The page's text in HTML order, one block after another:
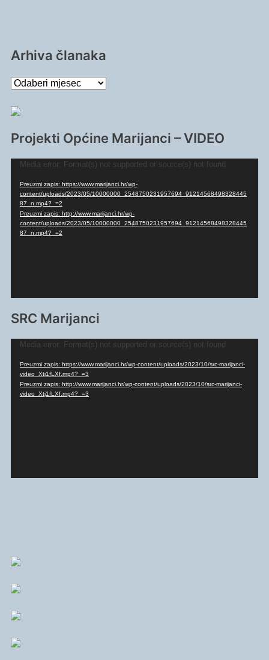
Arhiva članaka
Arhiva
Projekti Općine Marijanci – VIDEO
Reproduktor
videozapisa
Media error: Format(s) not supported or source(s) not found
Preuzmi zapis: https://www.marijanci.hr/wp-
content/uploads/2023/05/10000000_2548750231957694_91214568498328445
87_n.mp4?_=2
Preuzmi zapis: http://www.marijanci.hr/wp-
content/uploads/2023/05/10000000_2548750231957694_91214568498328445
87_n.mp4?_=2
SRC Marijanci
Reproduktor
videozapisa
Media error: Format(s) not supported or source(s) not found
Preuzmi zapis: https://www.marijanci.hr/wp-content/uploads/2023/10/src-marijanci-
video_Xtj1fLXf.mp4?_=3
Preuzmi zapis: http://www.marijanci.hr/wp-content/uploads/2023/10/src-marijanci-
video_Xtj1fLXf.mp4?_=3